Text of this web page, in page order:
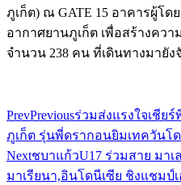
ภูเก็ต) ณ GATE 15 อาคารผู้โด
อากาศยานภูเก็ต เพื่อสร้างคว
จำนวน 238 คน ที่เดินทางมายัง
PrevPreviousร่วมส่งแรงใจเชีย
ภูเก็ต รุ่นพี่ดรากอนยิมเทควันโด
Nextชบาแก้วU17 ร่วมสาย มาเ
มาเรียนา,อินโดนีเซีย ชิงแชมป์